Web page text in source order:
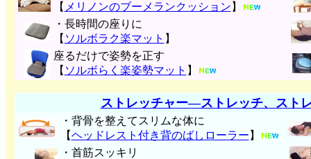
【 メリノンのブーメランクッション 】
・長時間の座りに
【 ソルボラク楽マット 】
座るだけで姿勢を正す
【 ソルボらく楽姿勢マット 】
ストレッチャー―ストレッチ、スト
・背骨を整えてスリムな体に
【ヘッドレスト付き背のばしローラー 】
・首筋スッキリ